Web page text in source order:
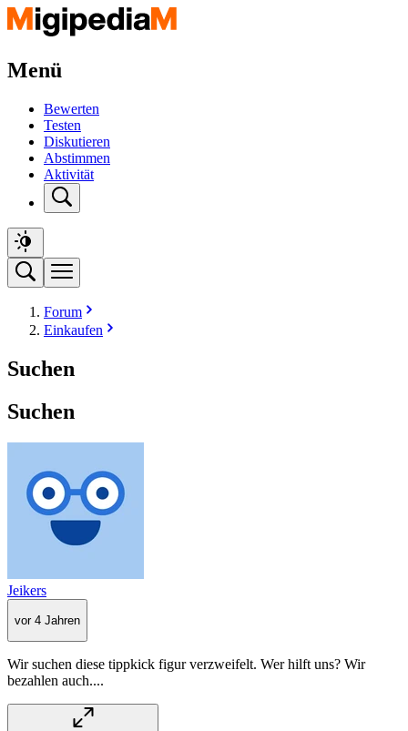
Menü
Bewerten
Testen
Diskutieren
Abstimmen
Aktivität
Forum
Einkaufen
Suchen
Suchen
Jeikers
vor 4 Jahren
Wir suchen diese tippkick figur verzweifelt. Wer hilft uns? Wir
bezahlen auch....